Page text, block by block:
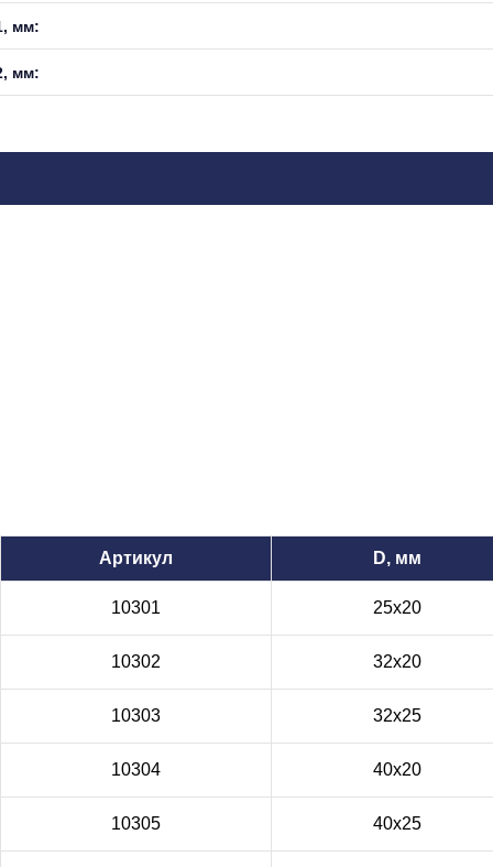
мм:
мм:
Артикул D, мм
10301 25x20
10302 32x20
10303 32x25
10304 40x20
10305 40x25